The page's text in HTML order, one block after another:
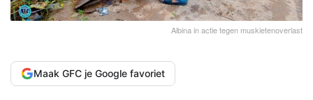
Albina in actie tegen muskietenoverlast
Maak GFC je Google favoriet